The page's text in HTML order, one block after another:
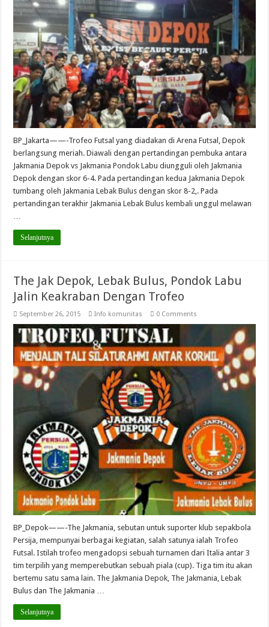
BP_Jakarta——-Trofeo Futsal yang diadakan di Arena Futsal, Depok
berlangsung meriah. Diawali dengan pertandingan pembuka antara
Jakmania Depok vs Jakmania Pondok Labu diungguli oleh Jakmania
Depok dengan skor 6-4. Pada pertandingan kedua Jakmania Depok
tumbang oleh Jakmania Lebak Bulus dengan skor 8-2,. Pada
pertandingan terakhir Jakmania Lebak Bulus kembali unggul melawan
…
Selanjutnya
The Jak Depok, Lebak Bulus, Pondok Labu
Jalin Keakraban Dengan Trofeo
September 26, 2015 Info komunitas 0 Comments
BP_Depok——-The Jakmania, sebutan untuk suporter klub sepakbola
Persija, mempunyai berbagai kegiatan, salah satunya ialah Trofeo
Futsal. Istilah trofeo mengadopsi sebuah turnamen dari Italia antar 3
tim terpilih yang memperebutkan sebuah piala (cup). Tiga tim itu akan
bertemu satu sama lain. The Jakmania Depok, The Jakmania, Lebak
Bulus dan The Jakmania …
Selanjutnya